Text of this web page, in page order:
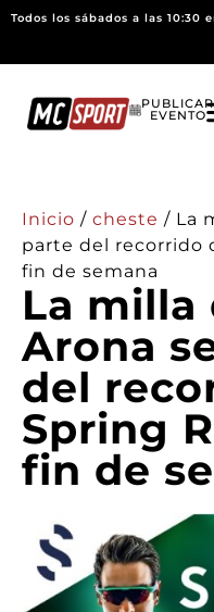
Todos los sábados a las 10:30
PUBLICAR
EVENTO
Inicio / cheste / La
parte del recorrido
fin de semana
La milla
Arona
del
Spring
fin de